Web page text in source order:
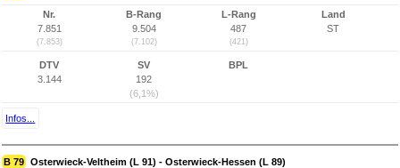
Nr.
7.851
(7.853)
B-Rang
9.504
(7.102)
L-Rang
487
(421)
Land
ST
DTV
3.144
SV
192
(6,1%)
BPL
Infos...
B 79 Osterwieck-Veltheim (L 91) - Osterwieck-Hessen (L 89)